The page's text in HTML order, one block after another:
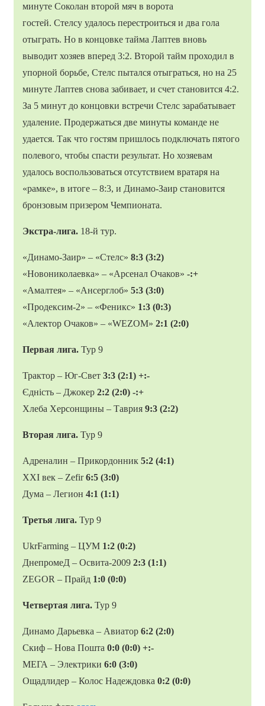
минуте Соколан второй мяч в ворота
гостей. Стелсу удалось перестроиться и два гола
отыграть. Но в концовке тайма Лаптев вновь
выводит хозяев вперед 3:2. Второй тайм проходил в
упорной борьбе, Стелс пытался отыграться, но на 25
минуте Лаптев снова забивает, и счет становится 4:2.
За 5 минут до концовки встречи Стелс зарабатывает
удаление. Продержаться две минуты команде не
удается. Так что гостям пришлось подключать пятого
полевого, чтобы спасти результат. Но хозяевам
удалось воспользоваться отсутствием вратаря на
«рамке», в итоге – 8:3, и Динамо-Заир становится
бронзовым призером Чемпионата.
Экстра-лига. 18-й тур.
«Динамо-Заир» – «Стелс» 8:3 (3:2)
«Новониколаевка» – «Арсенал Очаков» -:+
«Амалтея» – «Ансерглоб» 5:3 (3:0)
«Продексим-2» – «Феникс» 1:3 (0:3)
«Алектор Очаков» – «WEZOM» 2:1 (2:0)
Первая лига. Тур 9
Трактор – Юг-Свет 3:3 (2:1) +:-
Єдність – Джокер 2:2 (2:0) -:+
Хлеба Херсонщины – Таврия 9:3 (2:2)
Вторая лига. Тур 9
Адреналин – Прикордонник 5:2 (4:1)
XXI век – Zefir6:5 (3:0)
Дума – Легион 4:1 (1:1)
Третья лига. Тур 9
UkrFarming – ЦУМ 1:2 (0:2)
ДнепромеД – Освита-2009 2:3 (1:1)
ZEGOR – Прайд 1:0 (0:0)
Четвертая лига. Тур 9
Динамо Дарьевка – Авиатор 6:2 (2:0)
Скиф – Нова Пошта 0:0 (0:0) +:-
МЕГА – Электрики 6:0 (3:0)
Ощадлидер – Колос Надеждовка 0:2 (0:0)